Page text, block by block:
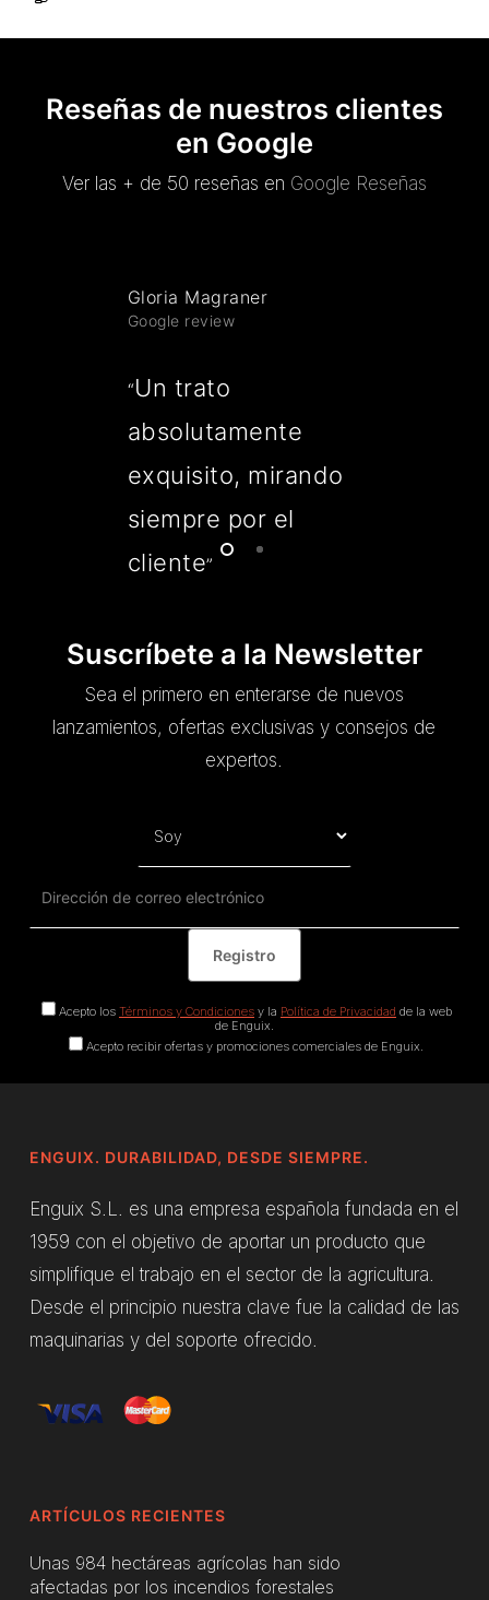
Reseñas de nuestros clientes
en Google
Ver las + de 50 reseñas en Google Reseñas
Gloria Magraner
Google review
“Un trato
absolutamente
exquisito, mirando
siempre por el
cliente”
Suscríbete a la Newsletter
Sea el primero en enterarse de nuevos
lanzamientos, ofertas exclusivas y consejos de
expertos.
Acepto los Términos y Condicionesy la Política de Privacidad de la web
de Enguix.
Acepto recibir ofertas y promociones comerciales de Enguix.
ENGUIX. DURABILIDAD, DESDE SIEMPRE.
Enguix S.L. es una empresa española fundada en el
1959 con el objetivo de aportar un producto que
simplifique el trabajo en el sector de la agricultura.
Desde el principio nuestra clave fue la calidad de las
maquinarias y del soporte ofrecido.
ARTÍCULOS RECIENTES
Unas 984 hectáreas agrícolas han sido
afectadas por los incendios forestales